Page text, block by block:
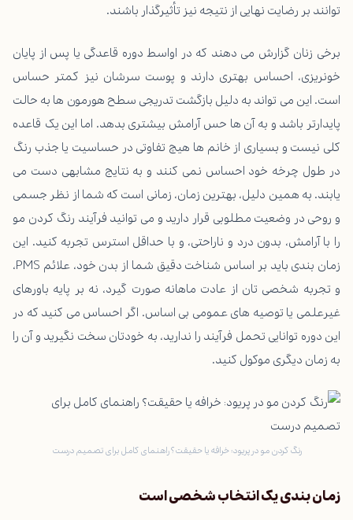
توانند بر رضایت نهایی از نتیجه نیز تأثیرگذار باشند.
برخی زنان گزارش می دهند که در اواسط دوره قاعدگی یا پس از پایان
خونریزی، احساس بهتری دارند و پوست سرشان نیز کمتر حساس
است. این می تواند به دلیل بازگشت تدریجی سطح هورمون ها به حالت
پایدارتر باشد و به آن ها حس آرامش بیشتری بدهد. اما این یک قاعده
کلی نیست و بسیاری از خانم ها هیچ تفاوتی در حساسیت یا جذب رنگ
در طول چرخه خود احساس نمی کنند و به نتایج مشابهی دست می
یابند. به همین دلیل، بهترین زمان، زمانی است که شما از نظر جسمی
و روحی در وضعیت مطلوبی قرار دارید و می توانید فرآیند رنگ کردن مو
را با آرامش، بدون درد و ناراحتی، و با حداقل استرس تجربه کنید. این
زمان بندی باید بر اساس شناخت دقیق شما از بدن خود، علائم PMS،
و تجربه شخصی تان از عادت ماهانه صورت گیرد، نه بر پایه باورهای
غیرعلمی یا توصیه های عمومی بی اساس. اگر احساس می کنید که در
این دوره توانایی تحمل فرآیند را ندارید، به خودتان سخت نگیرید و آن را
به زمان دیگری موکول کنید.
رنگ کردن مو در پریود: خرافه یا حقیقت؟ راهنمای کامل برای تصمیم درست
زمان بندی یک انتخاب شخصی است